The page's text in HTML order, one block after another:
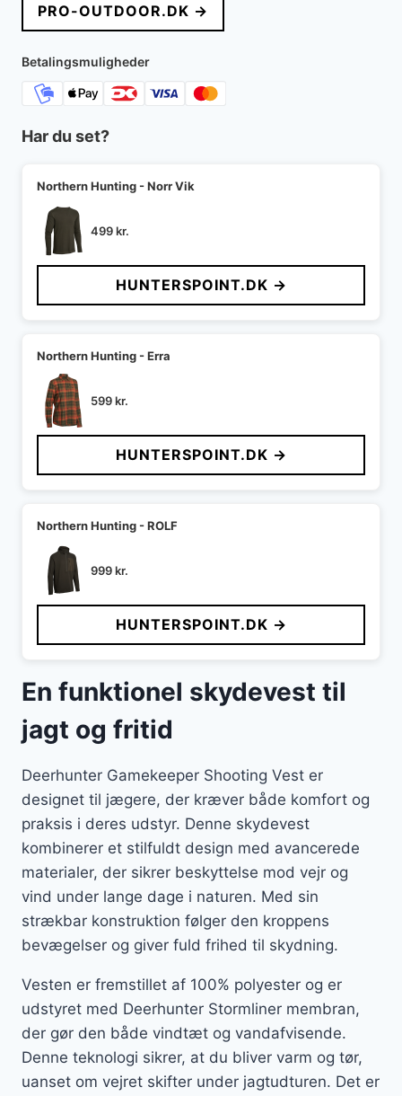
PRO-OUTDOOR.DK →
Betalingsmuligheder
Har du set?
Northern Hunting - Norr Vik
499kr.
HUNTERSPOINT.DK →
Northern Hunting - Erra
599kr.
HUNTERSPOINT.DK →
Northern Hunting - ROLF
999kr.
HUNTERSPOINT.DK →
En funktionel skydevest til
jagt og fritid
Deerhunter Gamekeeper Shooting Vest er
designet til jægere, der kræver både komfort og
praksis i deres udstyr. Denne skydevest
kombinerer et stilfuldt design med avancerede
materialer, der sikrer beskyttelse mod vejr og
vind under lange dage i naturen. Med sin
strækbar konstruktion følger den kroppens
bevægelser og giver fuld frihed til skydning.
Vesten er fremstillet af 100% polyester og er
udstyret med Deerhunter Stormliner membran,
der gør den både vindtæt og vandafvisende.
Denne teknologi sikrer, at du bliver varm og tør,
uanset om vejret skifter under jagtudturen. Det er